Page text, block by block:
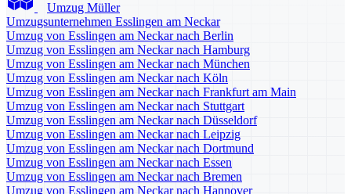
Umzug Müller
Umzugsunternehmen Esslingen am Neckar
Umzug von Esslingen am Neckar nach Berlin
Umzug von Esslingen am Neckar nach Hamburg
Umzug von Esslingen am Neckar nach München
Umzug von Esslingen am Neckar nach Köln
Umzug von Esslingen am Neckar nach Frankfurt am Main
Umzug von Esslingen am Neckar nach Stuttgart
Umzug von Esslingen am Neckar nach Düsseldorf
Umzug von Esslingen am Neckar nach Leipzig
Umzug von Esslingen am Neckar nach Dortmund
Umzug von Esslingen am Neckar nach Essen
Umzug von Esslingen am Neckar nach Bremen
Umzug von Esslingen am Neckar nach Hannover